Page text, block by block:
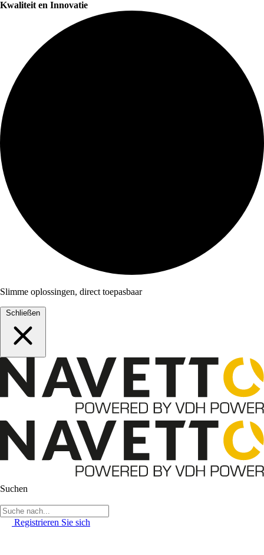
Kwaliteit en Innovatie
Slimme oplossingen, direct toepasbaar
Schließen
Suchen
Registrieren Sie sich